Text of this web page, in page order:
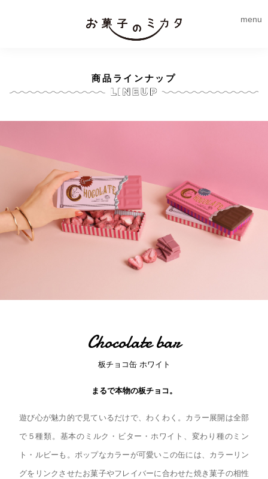
menu
商品ラインナップ
Chocolate bar
板チョコ缶 ホワイト
まるで本物の板チョコ。
遊び心が魅力的で見ているだけで、わくわく。カラー展開は全部
で５種類。基本のミルク・ビター・ホワイト、変わり種のミン
ト・ルビーも。ポップなカラーが可愛いこの缶には、カラーリン
グをリンクさせたお菓子やフレイバーに合わせた焼き菓子の相性